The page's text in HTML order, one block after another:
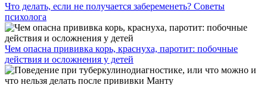
Что делать, если не получается забеременеть? Советы
психолога
Чем опасна прививка корь, краснуха, паротит: побочные
действия и осложнения у детей